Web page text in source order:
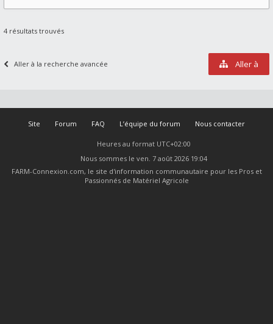
4 résultats trouvés
Aller à la recherche avancée Aller à
Site Forum FAQ L’équipe du forum Nous contacter
Heures au format UTC+02:00
Nous sommes le ven. 7 août 2026 19:04
FARM-Connexion.com, le site d'information communautaire pour les Pros et
Passionnés de Matériel Agricole